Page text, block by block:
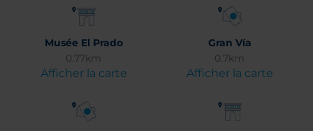
Musée El Prado
0.77km
Afficher la carte
Gran Vía
0.7km
Afficher la carte